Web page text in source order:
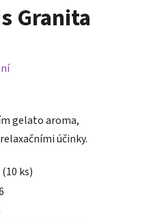
Granita
gelato aroma,
účinky.
(10 ks)